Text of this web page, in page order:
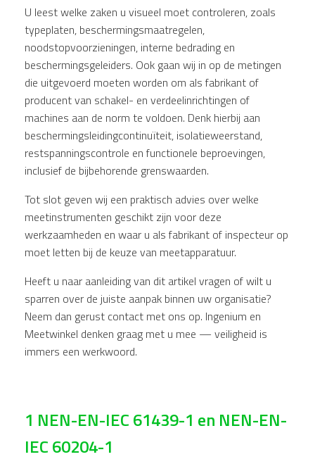
U leest welke zaken u visueel moet controleren, zoals
typeplaten, beschermingsmaatregelen,
noodstopvoorzieningen, interne bedrading en
beschermingsgeleiders. Ook gaan wij in op de metingen
die uitgevoerd moeten worden om als fabrikant of
producent van schakel- en verdeelinrichtingen of
machines aan de norm te voldoen. Denk hierbij aan
beschermingsleidingcontinuïteit, isolatieweerstand,
restspanningscontrole en functionele beproevingen,
inclusief de bijbehorende grenswaarden.
Tot slot geven wij een praktisch advies over welke
meetinstrumenten geschikt zijn voor deze
werkzaamheden en waar u als fabrikant of inspecteur op
moet letten bij de keuze van meetapparatuur.
Heeft u naar aanleiding van dit artikel vragen of wilt u
sparren over de juiste aanpak binnen uw organisatie?
Neem dan gerust contact met ons op. Ingenium en
Meetwinkel denken graag met u mee — veiligheid is
immers een werkwoord.
1 NEN-EN-IEC 61439-1 en NEN-EN-
IEC 60204-1